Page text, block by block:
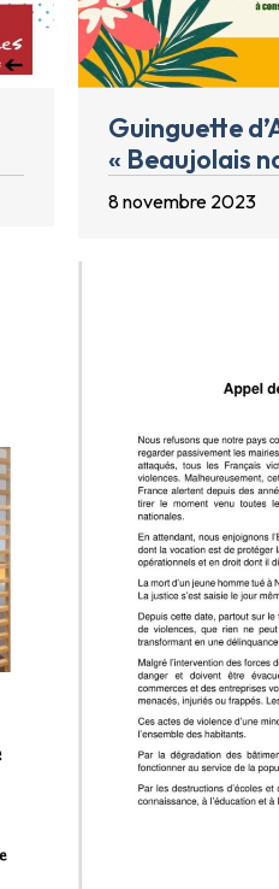
Guinguette
« Beaujolais
8 novembre 2023